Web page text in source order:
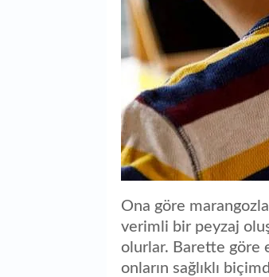
Ona göre
verimli bir peyzaj
olurlar. Barette göre
onların sağlıklı